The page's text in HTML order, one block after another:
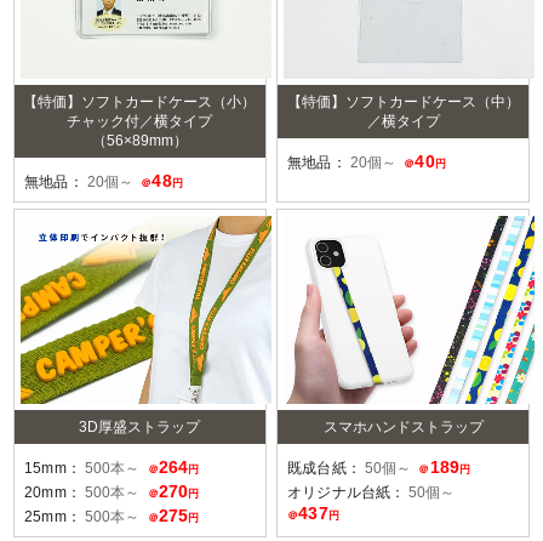
【特価】ソフトカードケース（小）
チャック付／横タイプ
（56×89mm）
無地品： 20個～ ＠48円
【特価】ソフトカードケース（中）
／横タイプ
無地品： 20個～ ＠40円
3D厚盛ストラップ
15mm： 500本～ ＠264円
20mm： 500本～ ＠270円
25mm： 500本～ ＠275円
スマホハンドストラップ
既成台紙： 50個～ ＠ 189円
オリジナル台紙：50個～
＠437 円